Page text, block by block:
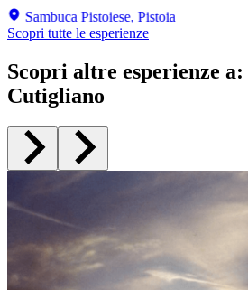
Sambuca Pistoiese, Pistoia
Scopri tutte le esperienze
Scopri altre esperienze a:
Cutigliano